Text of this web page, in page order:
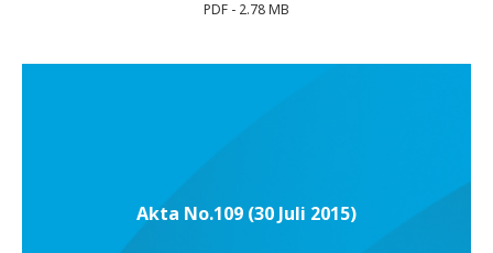
PDF - 2.78 MB
Akta No.109 (30 Juli 2015)